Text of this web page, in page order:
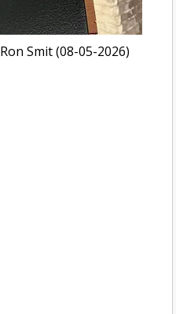
Ron Smit (08-05-2026)